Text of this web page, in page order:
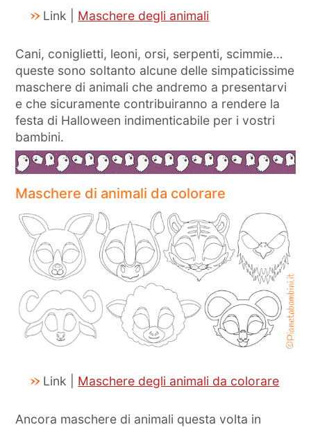
Link | Maschere degli animali
Cani, coniglietti, leoni, orsi, serpenti, scimmie…
queste sono soltanto alcune delle simpaticissime
maschere di animali che andremo a presentarvi
e che sicuramente contribuiranno a rendere la
festa di Halloween indimenticabile per i vostri
bambini.
Maschere di animali da colorare
Link | Maschere degli animali da colorare
Ancora maschere di animali questa volta in